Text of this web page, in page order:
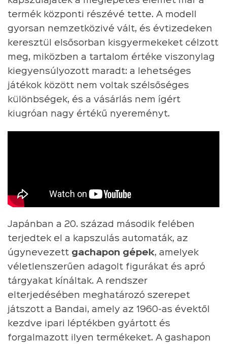
termék központi részévé tette. A modell
gyorsan nemzetközivé vált, és évtizedeken
keresztül elsősorban kisgyermekeket célzott
meg, miközben a tartalom értéke viszonylag
kiegyensúlyozott maradt: a lehetséges
játékok között nem voltak szélsőséges
különbségek, és a vásárlás nem ígért
kiugróan nagy értékű nyereményt.
Japánban a 20. század második felében
terjedtek el a kapszulás automaták, az
úgynevezett gachapon gépek, amelyek
véletlenszerűen adagolt figurákat és apró
tárgyakat kínáltak. A rendszer
elterjedésében meghatározó szerepet
játszott a Bandai, amely az 1960-as évektől
kezdve ipari léptékben gyártott és
forgalmazott ilyen termékeket. A gashapon